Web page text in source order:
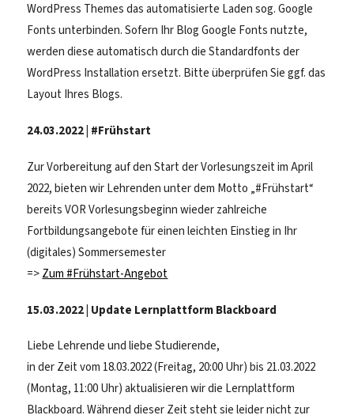
WordPress Themes das automatisierte Laden sog. Google
Fonts unterbinden. Sofern Ihr Blog Google Fonts nutzte,
werden diese automatisch durch die Standardfonts der
WordPress Installation ersetzt. Bitte überprüfen Sie ggf. das
Layout Ihres Blogs.
24.03.2022 | #Frühstart
Zur Vorbereitung auf den Start der Vorlesungszeit im April
2022, bieten wir Lehrenden unter dem Motto „#Frühstart“
bereits VOR Vorlesungsbeginn wieder zahlreiche
Fortbildungsangebote für einen leichten Einstieg in Ihr
(digitales) Sommersemester
=> Zum #Frühstart-Angebot
15.03.2022 | Update Lernplattform Blackboard
Liebe Lehrende und liebe Studierende,
in der Zeit vom 18.03.2022 (Freitag, 20:00 Uhr) bis 21.03.2022
(Montag, 11:00 Uhr) aktualisieren wir die Lernplattform
Blackboard. Während dieser Zeit steht sie leider nicht zur